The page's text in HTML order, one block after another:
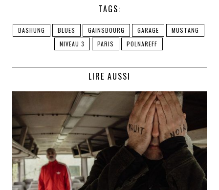
TAGS:
BASHUNG BLUES GAINSBOURG GARAGE
MUSTANG
NIVEAU 3
PARIS POLNAREFF
LIRE AUSSI